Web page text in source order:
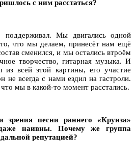
с ним расстаться?
Мы двигались одной
что мы делаем, принесёт нам ещё
сменился, и мы остались втроём
творчество, гитарная музыка. И
всей этой картины, его участие
не всегда с нами ездил на гастроли.
мы в какой-то момент расстались.
зрения песни раннего «Круиза»
наивны. Почему же группа
репутацией?